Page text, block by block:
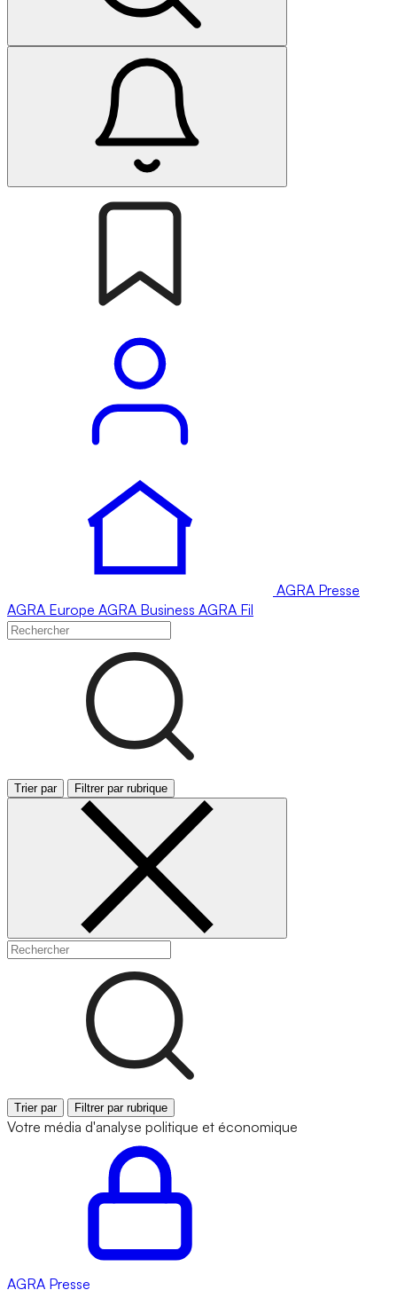
AGRA Presse
AGRA Europe AGRA Business AGRA Fil
Trier par Filtrer par rubrique
Trier par Filtrer par rubrique
Votre média d'analyse politique et économique
AGRA Presse